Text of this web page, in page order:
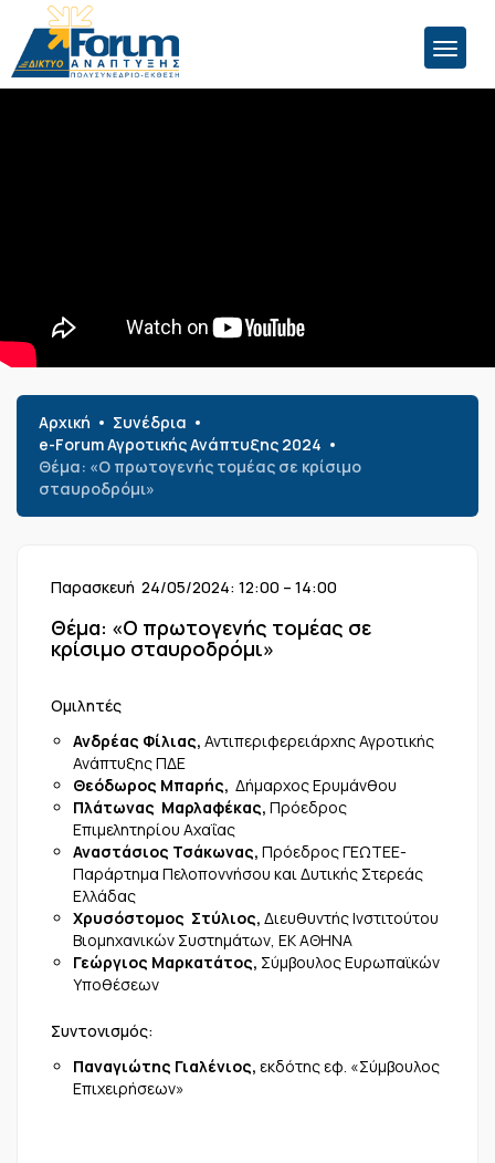
Αρχική
Συνέδρια
e-Forum Αγροτικής Ανάπτυξης 2024
Θέμα: «Ο πρωτογενής τομέας σε κρίσιμο
σταυροδρόμι»
Παρασκευή 24/05/2024: 12:00 – 14:00
Θέμα: «Ο πρωτογενής τομέας σε
κρίσιμο σταυροδρόμι»
Ομιλητές
Ανδρέας Φίλιας, Αντιπεριφερειάρχης Αγροτικής
Ανάπτυξης ΠΔΕ
Θεόδωρος Μπαρής, Δήμαρχος Ερυμάνθου
Πλάτωνας Μαρλαφέκας, Πρόεδρος
Επιμελητηρίου Αχαΐας
Αναστάσιος Τσάκωνας, Πρόεδρος ΓΕΩΤΕΕ-
Παράρτημα Πελοποννήσου και Δυτικής Στερεάς
Ελλάδας
Χρυσόστομος Στύλιος, Διευθυντής Ινστιτούτου
Βιομηχανικών Συστημάτων, ΕΚ ΑΘΗΝΑ
Γεώργιος Μαρκατάτος, Σύμβουλος Ευρωπαϊκών
Υποθέσεων
Συντονισμός:
Παναγιώτης Γιαλένιος, εκδότης εφ. «Σύμβουλος
Επιχειρήσεων»